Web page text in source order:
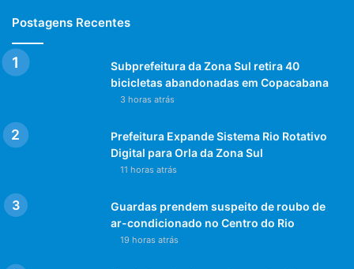
Das duas semifinais podemos esperar de tudo. As quatro
seleções são muito fortes e contam com jogadores
que podem decidir uma partida a qualquer momento.
Como os principais favoritos já foram embora, nada é
previsto. Será que a tradição vai ceder para uma nova
força do Futebol?
Será a Croácia? Ou a Bélgica? Ou serão os Bleu ou o
Bom, fica a nossa torcida para que o Fair-Play seja o
espírito predominante, do início até o fim…
E que vença o melhor!
Postagens Recentes
Subprefeitura da Zona Sul retira 40
bicicletas abandonadas em Copacabana
3 horas atrás
Prefeitura Expande Sistema Rio Rotativo
Digital para Orla da Zona Sul
11 horas atrás
Guardas prendem suspeito de roubo de
ar-condicionado no Centro do Rio
19 horas atrás